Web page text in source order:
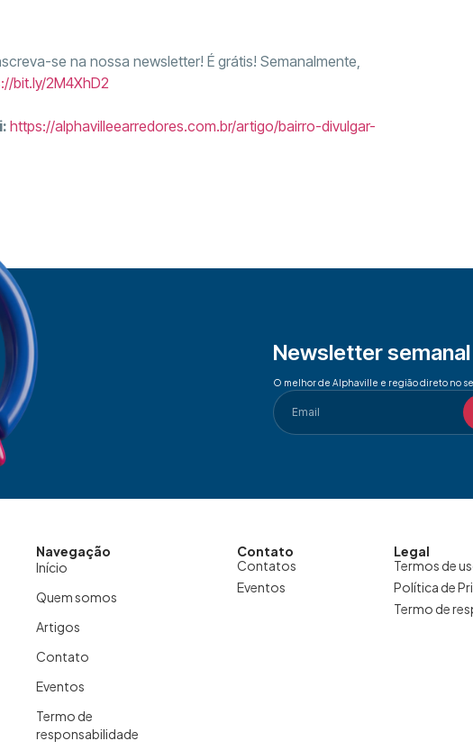
se na nossa newsletter! É grátis! Semanalmente,
bit.ly/2M4XhD2
https://alphavilleearredores.com.br/artigo/bairro-divulgar-
Newsletter
O melhor de Alphaville e região direto no
Navegação
Início
Quem somos
Artigos
Contato
Eventos
Termo de
responsabilidade
Contato
Contatos
Eventos
Legal
Termos de
Política de
Termo de